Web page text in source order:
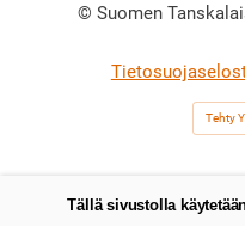
© Suomen
Tehty
Tällä sivustolla